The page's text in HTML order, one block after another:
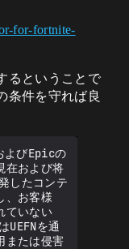
for-fortnite-
るということで
条件を守れば良
よびEpicの
在および将
したコンテ
、お客様
ていない
UEFNを通
または侵害